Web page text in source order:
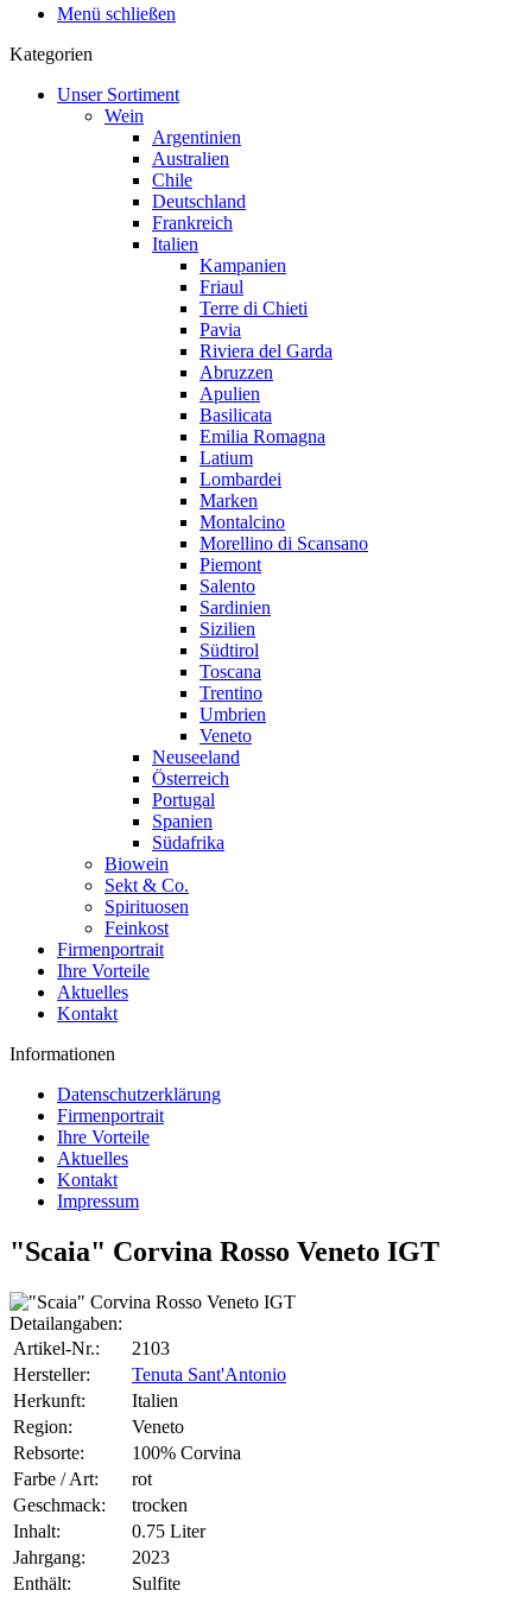
Menü schließen
Kategorien
Unser Sortiment
Wein
Argentinien
Australien
Chile
Deutschland
Frankreich
Italien
Kampanien
Friaul
Terre di Chieti
Pavia
Riviera del Garda
Abruzzen
Apulien
Basilicata
Emilia Romagna
Latium
Lombardei
Marken
Montalcino
Morellino di Scansano
Piemont
Salento
Sardinien
Sizilien
Südtirol
Toscana
Trentino
Umbrien
Veneto
Neuseeland
Österreich
Portugal
Spanien
Südafrika
Biowein
Sekt & Co.
Spirituosen
Feinkost
Firmenportrait
Ihre Vorteile
Aktuelles
Kontakt
Informationen
Datenschutzerklärung
Firmenportrait
Ihre Vorteile
Aktuelles
Kontakt
Impressum
"Scaia" Corvina Rosso Veneto IGT
Detailangaben:
Artikel-Nr.:
2103
Hersteller:
Tenuta Sant'Antonio
Herkunft:
Italien
Region:
Veneto
Rebsorte:
100% Corvina
Farbe / Art:
rot
Geschmack:
trocken
Inhalt:
0.75 Liter
Jahrgang:
2023
Enthält:
Sulfite